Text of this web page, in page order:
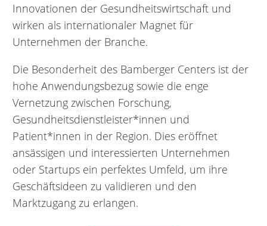
Innovationen der Gesundheitswirtschaft und
wirken als internationaler Magnet für
Unternehmen der Branche.
Die Besonderheit des Bamberger Centers ist der
hohe Anwendungsbezug sowie die enge
Vernetzung zwischen Forschung,
Gesundheitsdienstleister*innen und
Patient*innen in der Region. Dies eröffnet
ansässigen und interessierten Unternehmen
oder Startups ein perfektes Umfeld, um ihre
Geschäftsideen zu validieren und den
Marktzugang zu erlangen.